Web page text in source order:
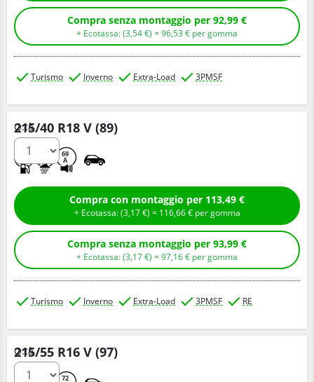
Compra senza montaggio per 92,99 €
+ Ecotassa: (3,54€ ) =96,53 € per gomma
Turismo Inverno Extra-Load 3PMSF
215/40 R18 V (89)
69
A
Q.tà
Compra con montaggio per 113,49 €
+ Ecotassa: (3,17€ ) = 116,66€ per gomma
Compra senza montaggio per 93,99 €
+ Ecotassa: (3,17€ ) =97,16€ per gomma
Turismo Inverno Extra-Load 3PMSF RE
215/55 R16 V (97)
72
Q.tà